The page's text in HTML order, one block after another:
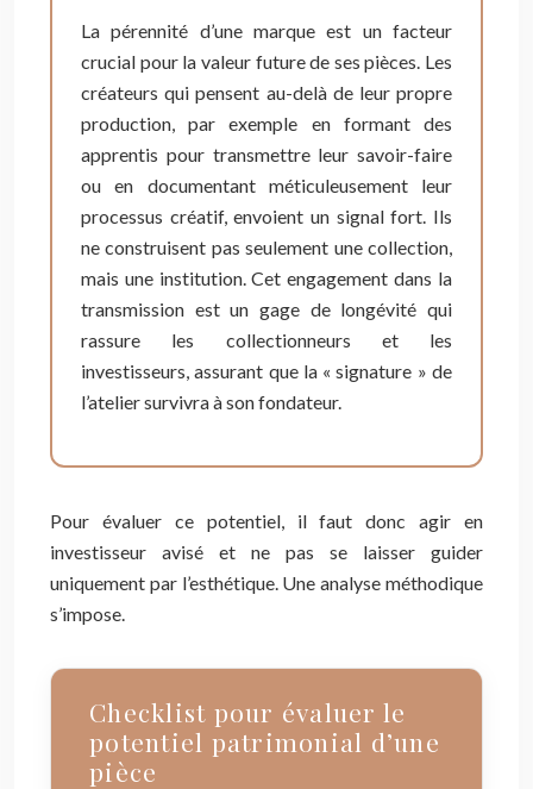
La pérennité d’une marque est un facteur
crucial pour la valeur future de ses pièces. Les
créateurs qui pensent au-delà de leur propre
production, par exemple en formant des
apprentis pour transmettre leur savoir-faire
ou en documentant méticuleusement leur
processus créatif, envoient un signal fort. Ils
ne construisent pas seulement une collection,
mais une institution. Cet engagement dans la
transmission est un gage de longévité qui
rassure les collectionneurs et les
investisseurs, assurant que la « signature » de
l’atelier survivra à son fondateur.
Pour évaluer ce potentiel, il faut donc agir en
investisseur avisé et ne pas se laisser guider
uniquement par l’esthétique. Une analyse méthodique
s’impose.
Checklist pour évaluer le
potentiel patrimonial d’une
pièce